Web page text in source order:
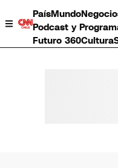
PaísMundo
Podcast y
Futuro 360Cultura